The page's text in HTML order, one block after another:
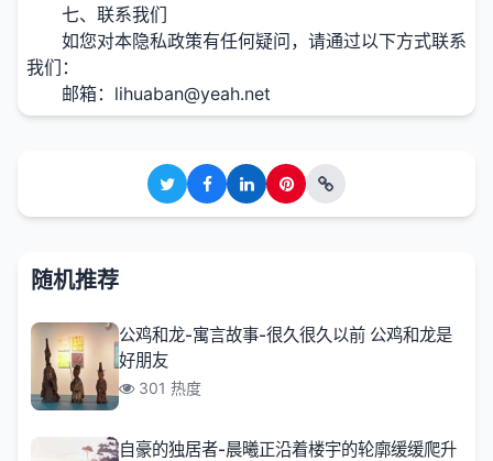
七、联系我们
如您对本隐私政策有任何疑问，请通过以下方式联系
我们：
邮箱： lihuaban@yeah.net
随机推荐
公鸡和龙-寓言故事-​很久很久以前 公鸡和龙是
好朋友
301 热度
自豪的独居者-晨曦正沿着楼宇的轮廓缓缓爬升